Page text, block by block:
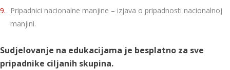
Pripadnici nacionalne manjine – izjava o pripadnosti nacionalnoj
manjini.
Sudjelovanje na edukacijama je besplatno za sve
pripadnike ciljanih skupina.